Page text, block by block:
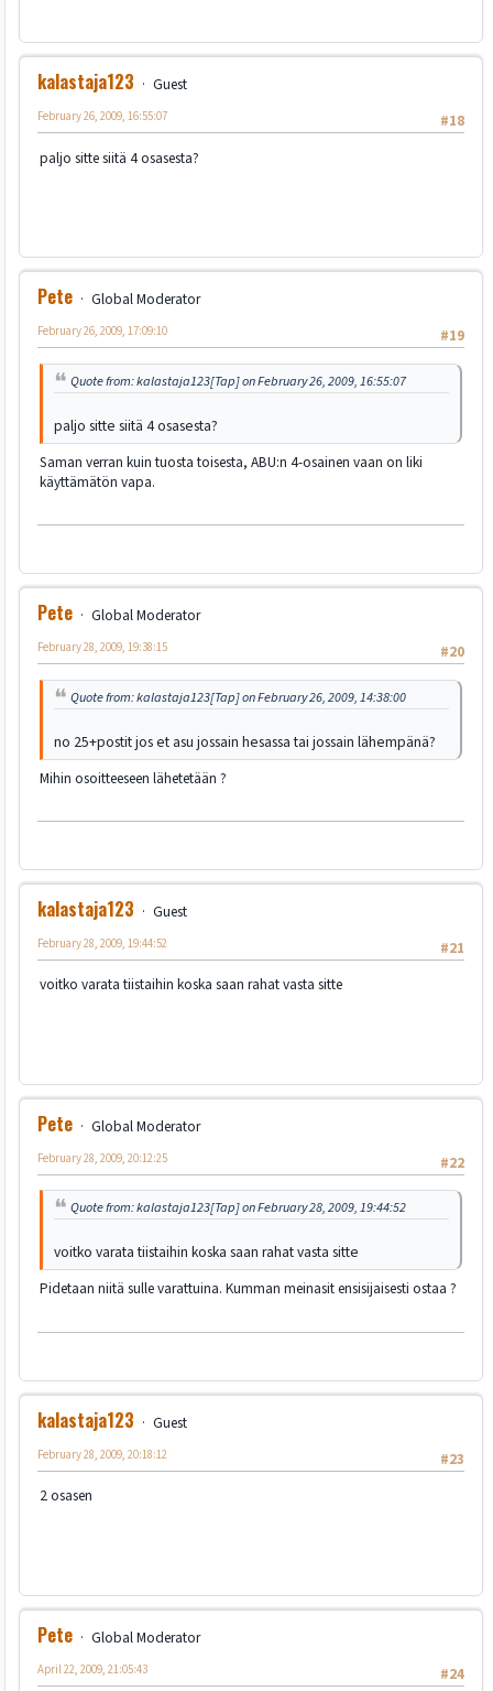
kalastaja123
Guest
#18
February 26, 2009, 16:55:07
paljo sitte siitä 4 osasesta?
Pete
Global Moderator
#19
February 26, 2009, 17:09:10
Quote from: kalastaja123[Tap] on February 26, 2009, 16:55:07
paljo sitte siitä 4 osasesta?
Saman verran kuin tuosta toisesta, ABU:n 4-osainen vaan on liki
käyttämätön vapa.
Pete
Global Moderator
#20
February 28, 2009, 19:38:15
Quote from: kalastaja123[Tap] on February 26, 2009, 14:38:00
no 25+postit jos et asu jossain hesassa tai jossain lähempänä?
Mihin osoitteeseen lähetetään ?
kalastaja123
Guest
#21
February 28, 2009, 19:44:52
voitko varata tiistaihin koska saan rahat vasta sitte
Pete
Global Moderator
#22
February 28, 2009, 20:12:25
Quote from: kalastaja123[Tap] on February 28, 2009, 19:44:52
voitko varata tiistaihin koska saan rahat vasta sitte
Pidetaan niitä sulle varattuina. Kumman meinasit ensisijaisesti ostaa ?
kalastaja123
Guest
#23
February 28, 2009, 20:18:12
2 osasen
Pete
Global Moderator
#24
April 22, 2009, 21:05:43